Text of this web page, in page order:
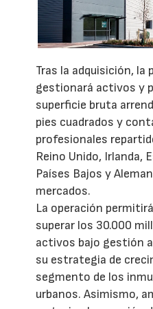
Tras la adquisición,
gestionará activos y
superficie bruta
pies cuadrados y
profesionales
Reino Unido, Irlanda,
Países Bajos y
mercados.
La operación
superar los 30.000
activos bajo gestión
su estrategia de
segmento de los
urbanos. Asimismo,